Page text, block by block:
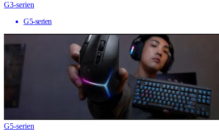
G3-serien
G5-serien
G5-serien